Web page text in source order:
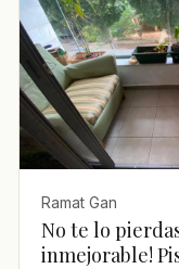
Ramat Gan
No te lo
inmejorable!